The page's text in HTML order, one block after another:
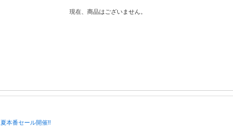
現在、商品はございません。
夏本番セール開催!!